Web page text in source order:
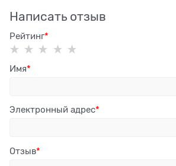
Написать отзыв
Рейтинг
Имя
Электронный адрес
Отзыв